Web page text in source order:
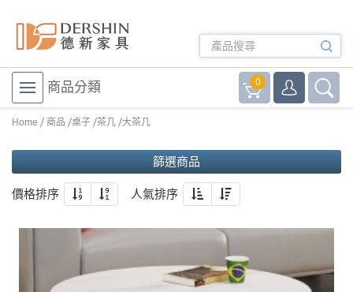
商品分類 0
Home 商品 桌子 茶几 大茶几
篩選商品
價格排序 人氣排序